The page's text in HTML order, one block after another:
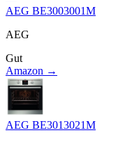
AEG BE3003001M
AEG
Gut
Amazon →
AEG BE3013021M